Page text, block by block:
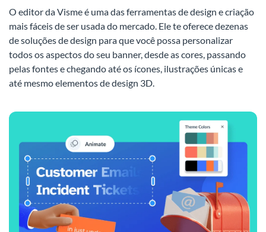
O editor da Visme é uma das ferramentas de design e criação
mais fáceis de ser usada do mercado. Ele te oferece dezenas
de soluções de design para que você possa personalizar
todos os aspectos do seu banner, desde as cores, passando
pelas fontes e chegando até os ícones, ilustrações únicas e
até mesmo elementos de design 3D.